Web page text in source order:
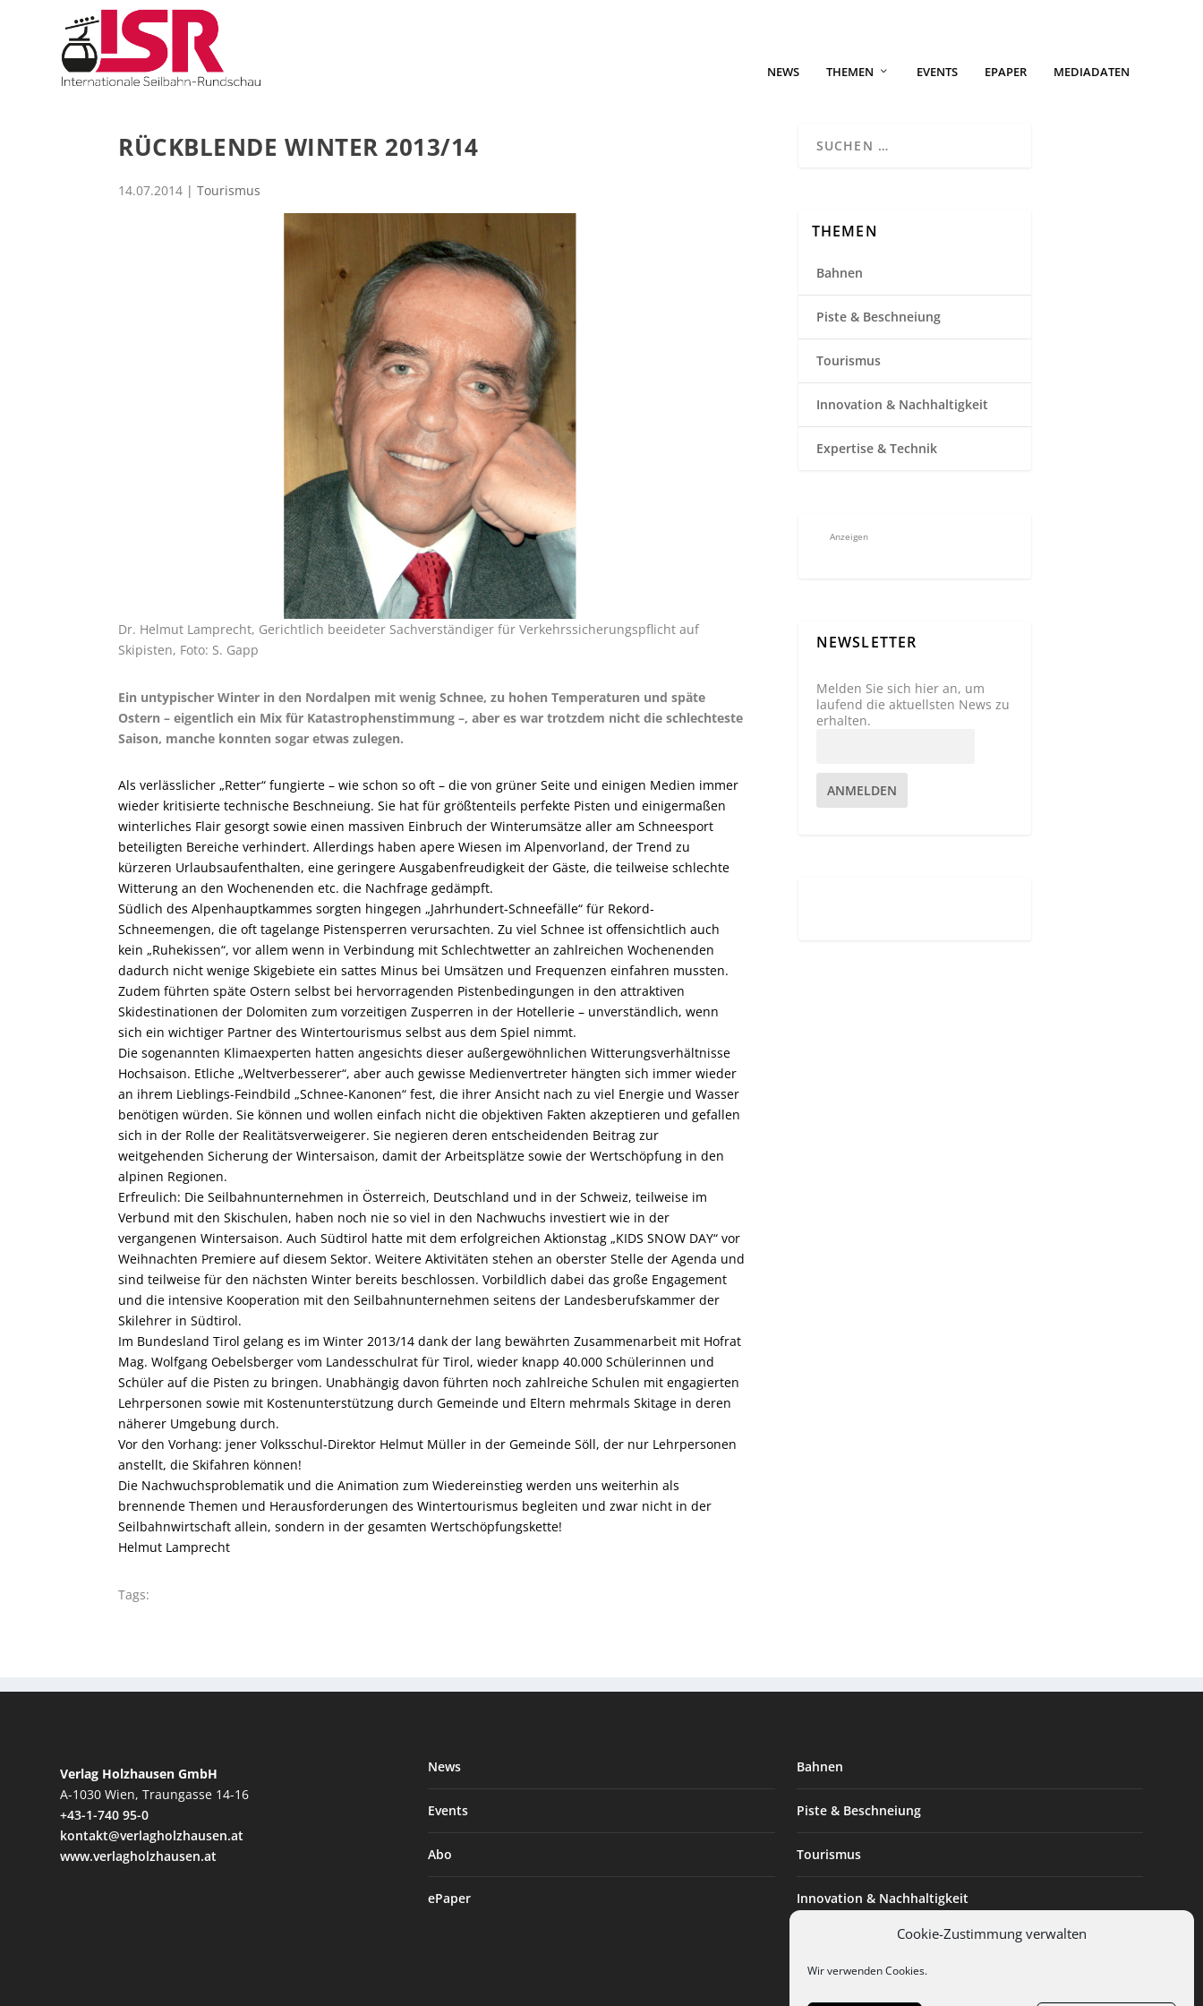
Cookie-Zustimmung verwalten
Wir verwenden Cookies.
NEWS THEMEN EVENTS EPAPER MEDIADATEN
RÜCKBLENDE WINTER 2013/14
14.07.2014 | Tourismus
Dr. Helmut Lamprecht, Gerichtlich beeideter Sachverständiger für Verkehrssicherungspflicht auf
Skipisten, Foto: S. Gapp
Ein untypischer Winter in den Nordalpen mit wenig Schnee, zu hohen Temperaturen und späte
Ostern – eigentlich ein Mix für Katastrophenstimmung –, aber es war trotzdem nicht die schlechteste
Saison, manche konnten sogar etwas zulegen.
Als verlässlicher „Retter“ fungierte – wie schon so oft – die von grüner Seite und einigen Medien immer
wieder kritisierte technische Beschneiung. Sie hat für größtenteils perfekte Pisten und einigermaßen
winterliches Flair gesorgt sowie einen massiven Einbruch der Winterumsätze aller am Schneesport
beteiligten Bereiche verhindert. Allerdings haben apere Wiesen im Alpenvorland, der Trend zu
kürzeren Urlaubsaufenthalten, eine geringere Ausgabenfreudigkeit der Gäste, die teilweise schlechte
Witterung an den Wochenenden etc. die Nachfrage gedämpft.
Südlich des Alpenhauptkammes sorgten hingegen „Jahrhundert-Schneefälle“ für Rekord-
Schneemengen, die oft tagelange Pistensperren verursachten. Zu viel Schnee ist offensichtlich auch
kein „Ruhekissen“, vor allem wenn in Verbindung mit Schlechtwetter an zahlreichen Wochenenden
dadurch nicht wenige Skigebiete ein sattes Minus bei Umsätzen und Frequenzen einfahren mussten.
Zudem führten späte Ostern selbst bei hervorragenden Pistenbedingungen in den attraktiven
Skidestinationen der Dolomiten zum vorzeitigen Zusperren in der Hotellerie – unverständlich, wenn
sich ein wichtiger Partner des Wintertourismus selbst aus dem Spiel nimmt.
Die sogenannten Klimaexperten hatten angesichts dieser außergewöhnlichen Witterungsverhältnisse
Hochsaison. Etliche „Weltverbesserer“, aber auch gewisse Medienvertreter hängten sich immer wieder
an ihrem Lieblings-Feindbild „Schnee-Kanonen“ fest, die ihrer Ansicht nach zu viel Energie und Wasser
benötigen würden. Sie können und wollen einfach nicht die objektiven Fakten akzeptieren und gefallen
sich in der Rolle der Realitätsverweigerer. Sie negieren deren entscheidenden Beitrag zur
weitgehenden Sicherung der Wintersaison, damit der Arbeitsplätze sowie der Wertschöpfung in den
alpinen Regionen.
Erfreulich: Die Seilbahnunternehmen in Österreich, Deutschland und in der Schweiz, teilweise im
Verbund mit den Skischulen, haben noch nie so viel in den Nachwuchs investiert wie in der
vergangenen Wintersaison. Auch Südtirol hatte mit dem erfolgreichen Aktionstag „KIDS SNOW DAY“ vor
Weihnachten Premiere auf diesem Sektor. Weitere Aktivitäten stehen an oberster Stelle der Agenda und
sind teilweise für den nächsten Winter bereits beschlossen. Vorbildlich dabei das große Engagement
und die intensive Kooperation mit den Seilbahnunternehmen seitens der Landesberufskammer der
Skilehrer in Südtirol.
Im Bundesland Tirol gelang es im Winter 2013/14 dank der lang bewährten Zusammenarbeit mit Hofrat
Mag. Wolfgang Oebelsberger vom Landesschulrat für Tirol, wieder knapp 40.000 Schülerinnen und
Schüler auf die Pisten zu bringen. Unabhängig davon führten noch zahlreiche Schulen mit engagierten
Lehrpersonen sowie mit Kostenunterstützung durch Gemeinde und Eltern mehrmals Skitage in deren
näherer Umgebung durch.
Vor den Vorhang: jener Volksschul-Direktor Helmut Müller in der Gemeinde Söll, der nur Lehrpersonen
anstellt, die Skifahren können!
Die Nachwuchsproblematik und die Animation zum Wiedereinstieg werden uns weiterhin als
brennende Themen und Herausforderungen des Wintertourismus begleiten und zwar nicht in der
Seilbahnwirtschaft allein, sondern in der gesamten Wertschöpfungskette!
Helmut Lamprecht
Tags:
THEMEN
Bahnen
Piste & Beschneiung
Tourismus
Innovation & Nachhaltigkeit
Expertise & Technik
Anzeigen
NEWSLETTER
Melden Sie sich hier an, um
laufend die aktuellsten News zu
erhalten.
ANMELDEN
Verlag Holzhausen GmbH
A-1030 Wien, Traungasse 14-16
+43-1-740 95-0
kontakt@verlagholzhausen.at
www.verlagholzhausen.at
News
Events
Abo
ePaper
Bahnen
Piste & Beschneiung
Tourismus
Innovation & Nachhaltigkeit
Expertise & Technik